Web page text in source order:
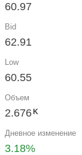
60.97
Bid
62.91
Low
60.55
Объем
2.676 K
Дневное изменение
3.18%